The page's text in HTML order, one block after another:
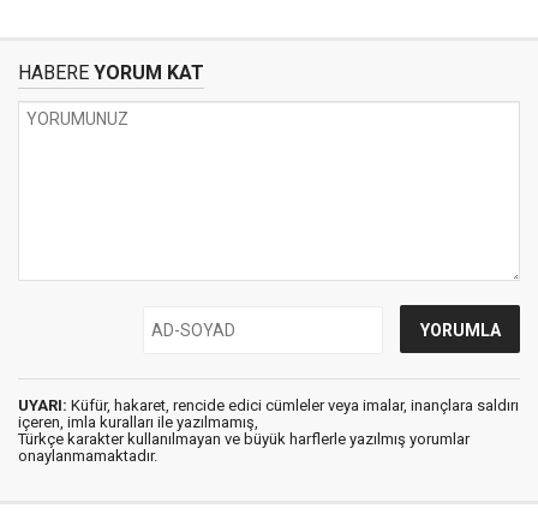
HABERE YORUM KAT
UYARI: Küfür, hakaret, rencide edici cümleler veya imalar, inançlara saldırı
içeren, imla kuralları ile yazılmamış,
Türkçe karakter kullanılmayan ve büyük harflerle yazılmış yorumlar
onaylanmamaktadır.